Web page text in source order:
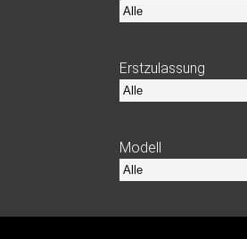
Erstzulassung
Modell